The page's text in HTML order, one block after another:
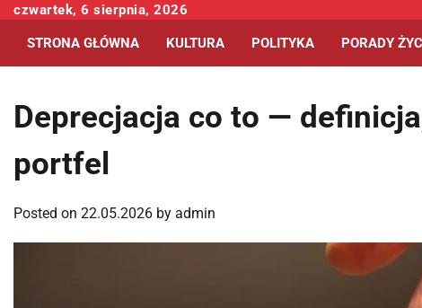
Skip
content
czwartek, 6 sierpnia, 2026
STRONA GŁÓWNA KULTURA POLITYKA PORADY
Deprecjacja co to —
portfel
Posted on 22.05.2026 by admin